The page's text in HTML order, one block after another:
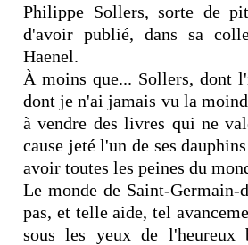
Philippe Sollers, sorte de
d'avoir publié, dans sa
Haenel.
À moins que... Sollers, dont
dont je n'ai jamais vu la
à vendre des livres qui ne
cause jeté l'un de ses
avoir toutes les peines du
Le monde de Saint-
pas, et telle aide, tel
sous les yeux de l'heureux